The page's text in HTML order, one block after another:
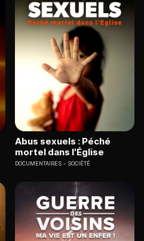
Abus sexuels : Péché
mortel dans l'Église
DOCUMENTAIRES SOCIÉTÉ